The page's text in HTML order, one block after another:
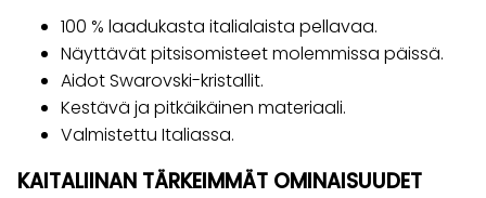
100 % laadukasta italialaista pellavaa.
Näyttävät pitsisomisteet molemmissa päissä.
Aidot Swarovski-kristallit.
Kestävä ja pitkäikäinen materiaali.
Valmistettu Italiassa.
KAITALIINAN TÄRKEIMMÄT OMINAISUUDET